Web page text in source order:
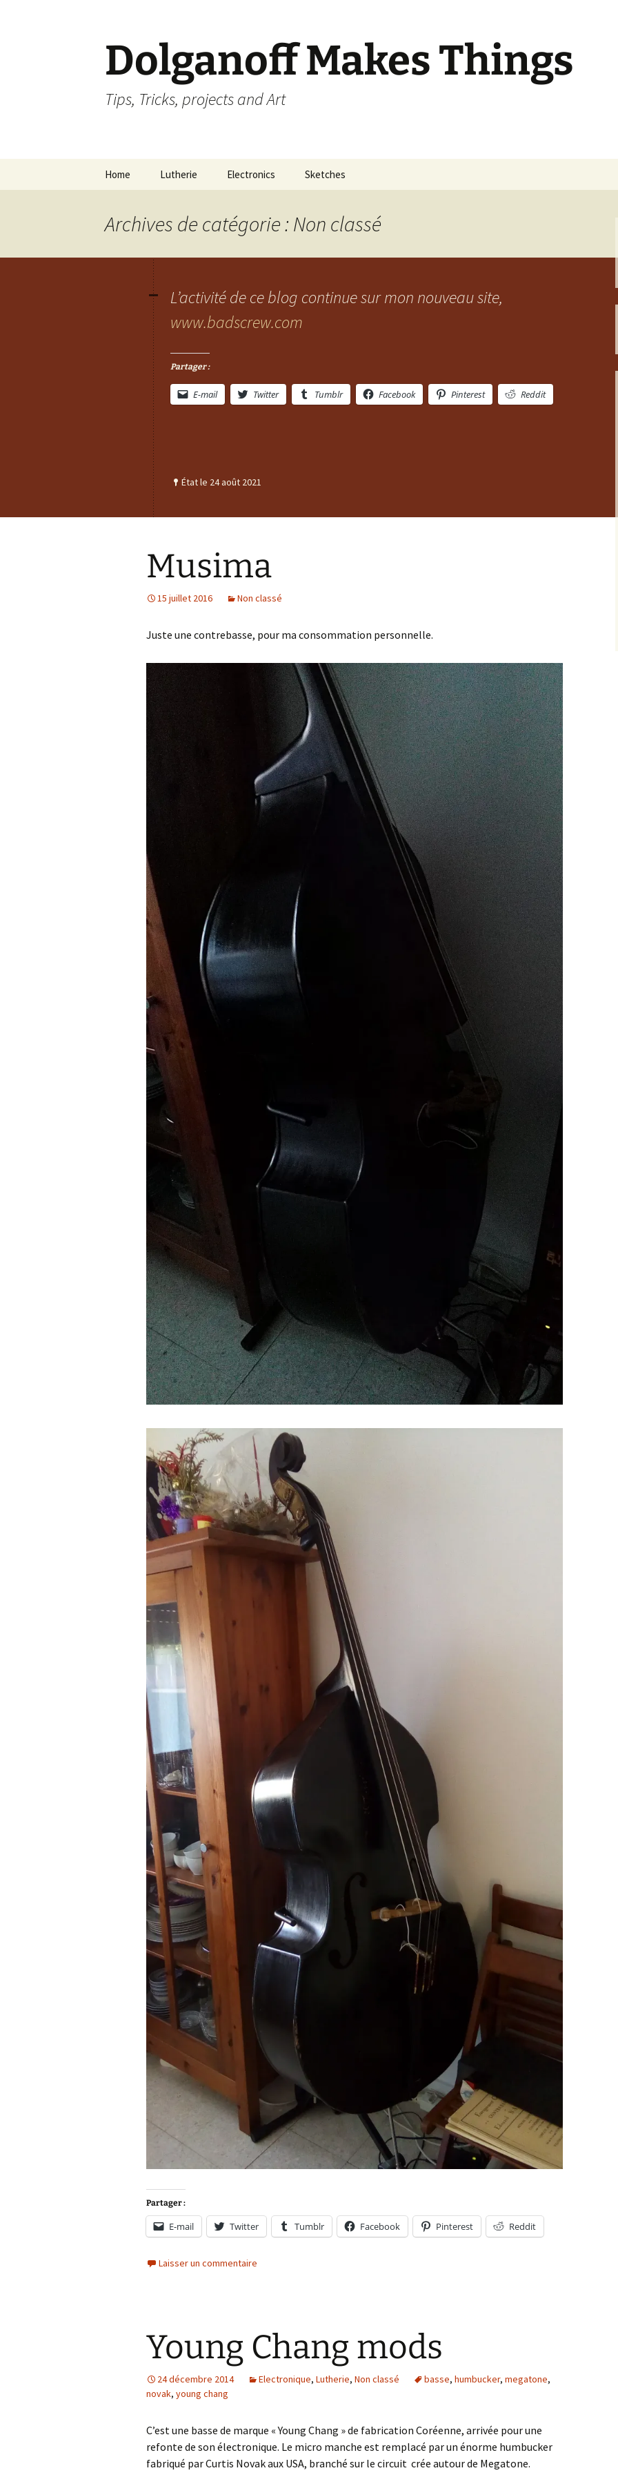
Dolganoff Makes Things
Tips, Tricks, projects and Art
Home Lutherie Electronics Sketches
Archives de catégorie : Non classé
L’activité de ce blog continue sur mon nouveau site,
www.badscrew.com
Partager :
E-mail Twitter Tumblr Facebook Pinterest Reddit
État le 24 août 2021
Musima
15 juillet 2016 Non classé
Juste une contrebasse, pour ma consommation personnelle.
Partager :
E-mail Twitter Tumblr Facebook Pinterest Reddit
Laisser un commentaire
Young Chang mods
24 décembre 2014 Electronique, Lutherie, Non classé basse, humbucker, megatone,
novak, young chang
C’est une basse de marque « Young Chang » de fabrication Coréenne, arrivée pour une
refonte de son électronique. Le micro manche est remplacé par un énorme humbucker
fabriqué par Curtis Novak aux USA, branché sur le circuit crée autour de Megatone.